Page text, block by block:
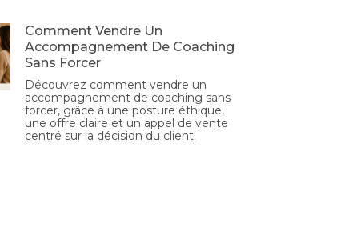
Comment Vendre Un
Accompagnement De Coaching
Sans Forcer
Découvrez comment vendre un
accompagnement de coaching sans
forcer, grâce à une posture éthique,
une offre claire et un appel de vente
centré sur la décision du client.